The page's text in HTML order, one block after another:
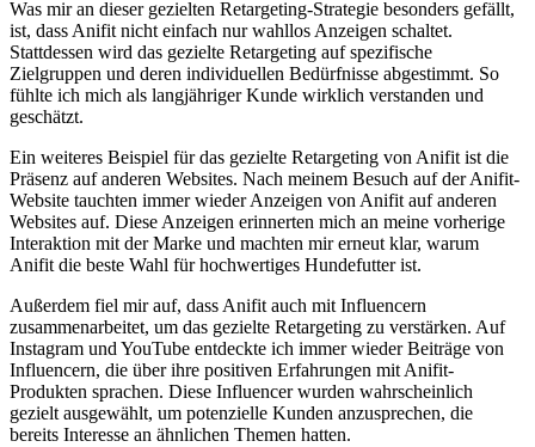
Was ⁣mir an dieser gezielten Retargeting-Strategie besonders gefällt,
ist, dass Anifit nicht einfach nur wahllos Anzeigen schaltet.
Stattdessen wird das ​gezielte ⁤Retargeting auf spezifische
Zielgruppen und deren individuellen Bedürfnisse abgestimmt. So
fühlte ich mich als langjähriger Kunde wirklich ⁣verstanden⁢ und
geschätzt.
Ein weiteres Beispiel für das gezielte Retargeting von Anifit ist ⁤die
Präsenz auf anderen Websites. Nach meinem Besuch auf der Anifit-
Website tauchten‌ immer wieder Anzeigen von Anifit auf anderen
Websites auf. Diese Anzeigen erinnerten mich an meine vorherige
Interaktion mit der Marke und⁢ machten mir erneut klar, warum​
Anifit die beste Wahl ‌für hochwertiges Hundefutter ist.
Außerdem fiel mir auf, dass Anifit auch mit Influencern
zusammenarbeitet, um das gezielte Retargeting zu verstärken. Auf
Instagram und YouTube⁤ entdeckte ich immer wieder Beiträge von
Influencern, die über ihre ⁣positiven Erfahrungen mit Anifit-
Produkten sprachen. Diese Influencer wurden wahrscheinlich
gezielt ausgewählt, um potenzielle⁤ Kunden anzusprechen, die
bereits Interesse an​ ähnlichen Themen ⁢hatten.